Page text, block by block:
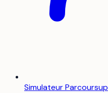
Simulateur Parcoursup